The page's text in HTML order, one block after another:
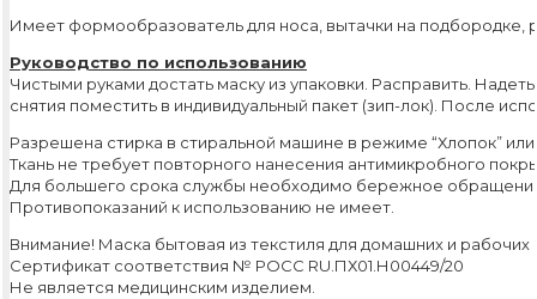
Имеет формообразователь для носа, вытачки на подбородке,
Руководство по использованию
Чистыми руками достать маску из упаковки. Расправить.
снятия поместить в индивидуальный пакет (зип-лок). После
Разрешена стирка в стиральной машине в режиме “Хлопок”
Ткань не требует повторного нанесения антимикробного
Для большего срока службы необходимо бережное
Противопоказаний к использованию не имеет.
Внимание! Маска бытовая из текстиля для домашних и рабочих
Сертификат соответствия № РОСС RU.ПХ01.Н00449/20
Не является медицинским изделием.